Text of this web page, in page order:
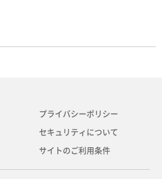
プライバシーポリシー
セキュリティについて
サイトのご利用条件